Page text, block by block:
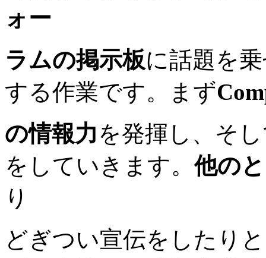
ォー
ラムの掲示板に話題を
する作業です。まず
の情報力を発揮し、そ
をしていきます。他の
り
どぎつい宣伝をしたり